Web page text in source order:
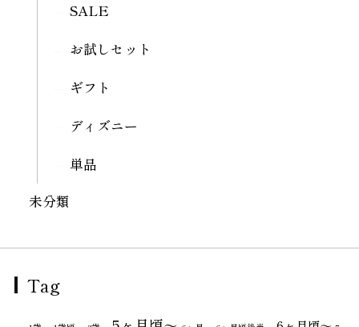
SALE
お試しセット
ギフト
ディズニー
単品
未分類
Tag